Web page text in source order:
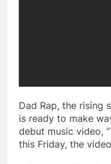
Dad Rap, the rising
is ready to make
debut music video,
this Friday, the